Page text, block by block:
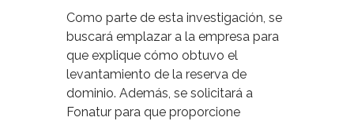
Como parte de esta investigación, se
buscará emplazar a la empresa para
que explique cómo obtuvo el
levantamiento de la reserva de
dominio. Además, se solicitará a
Fonatur para que proporcione